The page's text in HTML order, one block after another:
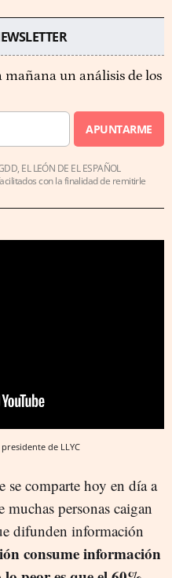
un análisis de los
APUNTARME
EL LEÓN DE EL ESPAÑOL
con la finalidad de remitirle
de LLYC
se comparte hoy en día a
personas caigan
difunden información
consume información